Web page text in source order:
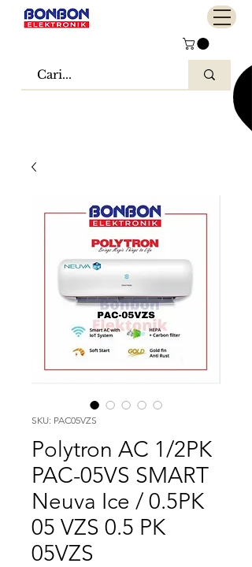
SKU: PAC05VZS
Polytron AC 1/2PK
PAC-05VS SMART
Neuva Ice / 0.5PK
05 VZS 0.5 PK
05VZS